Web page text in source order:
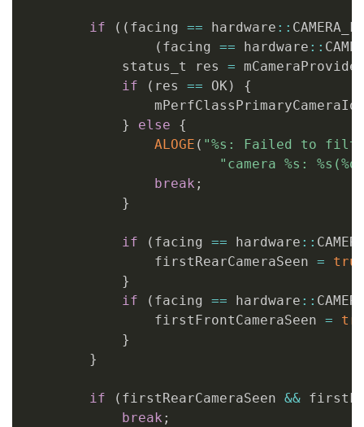
if ( ( facing == hardware ::
( facing == hardware ::
            status_t res
=
if
( res == OK)
{
}
else
{
ALOGE ( "%s: Failed to
"camera %s:
break ;
}
if ( facing == hardware ::
                firstRearCameraSeen
=
}
if
( facing == hardware ::
                firstFrontCameraSeen
=
}
}
if ( firstRearCameraSeen &&
break ;